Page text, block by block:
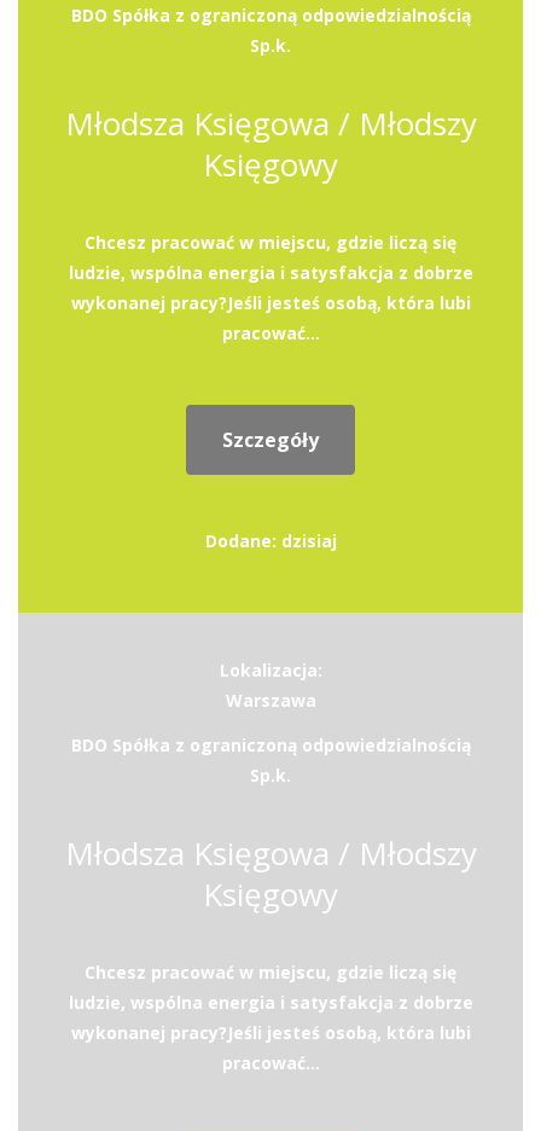
BDO Spółka z ograniczoną odpowiedzialnością
Sp.k.
Młodsza Księgowa / Młodszy
Księgowy
Chcesz pracować w miejscu, gdzie liczą się
ludzie, wspólna energia i satysfakcja z dobrze
wykonanej pracy?Jeśli jesteś osobą, która lubi
pracować...
Szczegóły
Dodane: dzisiaj
Lokalizacja:
Warszawa
BDO Spółka z ograniczoną odpowiedzialnością
Sp.k.
Młodsza Księgowa / Młodszy
Księgowy
Chcesz pracować w miejscu, gdzie liczą się
ludzie, wspólna energia i satysfakcja z dobrze
wykonanej pracy?Jeśli jesteś osobą, która lubi
pracować...